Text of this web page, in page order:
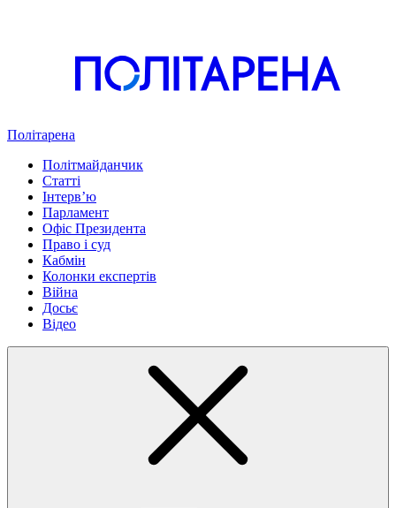
Політарена
Політмайданчик
Статті
Інтервʼю
Парламент
Офіс Президента
Право і суд
Кабмін
Колонки експертів
Війна
Досьє
Відео